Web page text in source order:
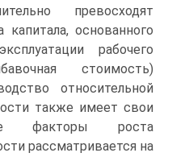
превосходят
основанного
рабочего
стоимость)
относительной
также имеет свои
факторы роста
рассматривается на